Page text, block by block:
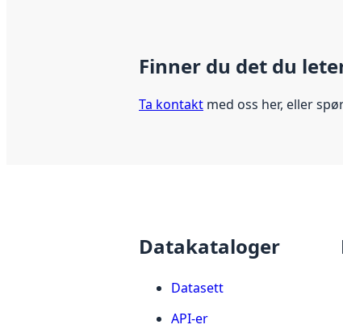
Finner du det du
Ta kontakt med oss her, eller
Datakataloger
Datasett
API-er